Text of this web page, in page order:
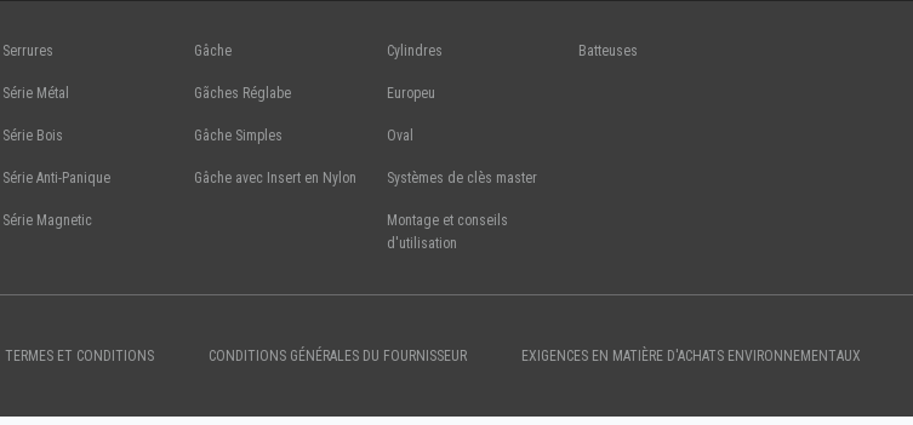
Serrures
Série Métal
Série Bois
Série Anti-Panique
Série Magnetic
Gâche
Gãches Réglabe
Gâche Simples
Gâche avec Insert en Nylon
Cylindres
Europeu
Oval
Systèmes de clès master
Montage et conseils
d'utilisation
Batteuses
TERMES ET CONDITIONS CONDITIONS GÉNÉRALES DU FOURNISSEUR EXIGENCES EN MATIÈRE D'ACHATS ENVIRONNEMENTAUX